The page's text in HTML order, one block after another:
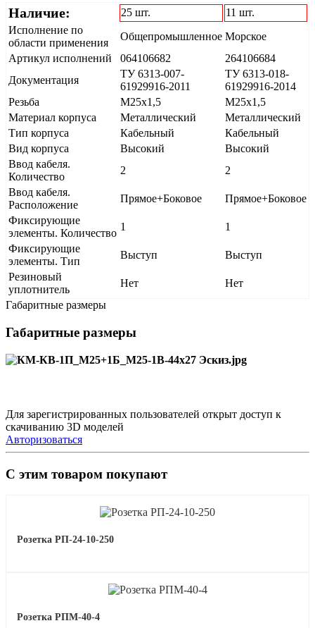
Наличие: 25 шт.
11 шт.
Исполнение по
области применения
Общепромышленное Морское
Артикул исполнений
064106682
264106684
Документация
ТУ 6313-007-
61929916-2011
ТУ 6313-018-
61929916-2014
Резьба
М25х1,5
М25х1,5
Материал корпуса
Металлический
Металлический
Тип корпуса
Кабельный
Кабельный
Вид корпуса
Высокий
Высокий
Ввод кабеля.
Количество
2
2
Ввод кабеля.
Расположение
Прямое+Боковое
Прямое+Боковое
Фиксирующие
элементы. Количество
1
1
Фиксирующие
элементы. Тип
Выступ
Выступ
Резиновый
уплотнитель
Нет
Нет
Габаритные размеры
Габаритные размеры
Для зарегистрированных пользователей открыт доступ к
скачиванию 3D моделей
Авторизоваться
С этим товаром покупают
Розетка РП-24-10-250
Розетка РПМ-40-4